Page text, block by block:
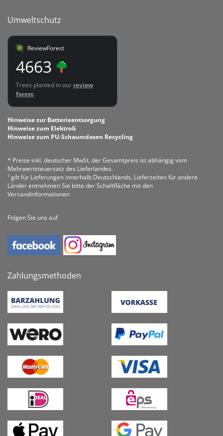
Umweltschutz
ReviewForest
4663
Trees planted in our review
forest.
Hinweise zur Batterieentsorgung
Hinweise zum ElektroG
Hinweise zum PU-Schaumdosen Recycling
* Preise inkl. deutscher MwSt, der Gesamtpreis ist abhängig vom
Mehrwertsteuersatz des Lieferlandes.
¹ gilt für Lieferungen innerhalb Deutschlands, Lieferzeiten für andere
Länder entnehmen Sie bitte der Schaltfläche mit den
Versandinformationen
Folgen Sie uns auf
Zahlungsmethoden